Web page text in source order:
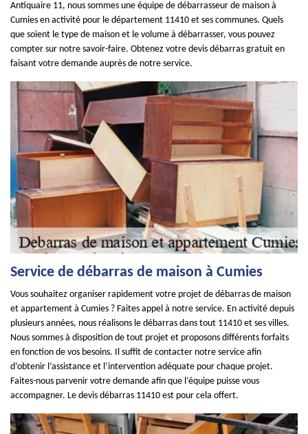
Antiquaire 11, nous sommes une équipe de débarrasseur de maison à
Cumies en activité pour le département 11410 et ses communes. Quels
que soient le type de maison et le volume à débarrasser, vous pouvez
compter sur notre savoir-faire. Obtenez votre devis débarras gratuit en
faisant votre demande auprès de notre service.
Service de débarras de maison à Cumies
Vous souhaitez organiser rapidement votre projet de débarras de maison
et appartement à Cumies ? Faites appel à notre service. En activité depuis
plusieurs années, nous réalisons le débarras dans tout 11410 et ses villes.
Nous sommes à disposition de tout projet et proposons différents forfaits
en fonction de vos besoins. Il suffit de contacter notre service afin
d’obtenir l’assistance et l’intervention adéquate pour chaque projet.
Faites-nous parvenir votre demande afin que l’équipe puisse vous
accompagner. Le devis débarras 11410 est pour cela offert.